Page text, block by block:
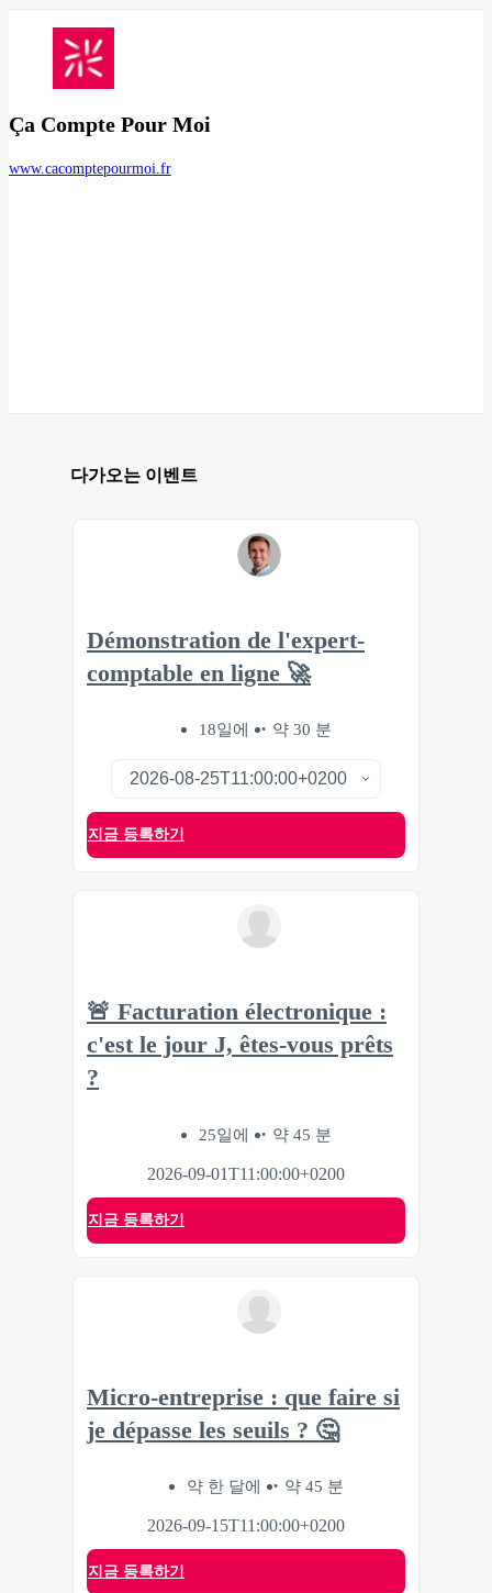
Ça Compte Pour Moi
www.cacomptepourmoi.fr
다가오는 이벤트
Démonstration de l'expert-
comptable en ligne 🚀
18일에 약 30 분
지금 등록하기
🚨 Facturation électronique :
c'est le jour J, êtes-vous prêts
?
25일에 약 45 분
2026-09-01T11:00:00+0200
지금 등록하기
Micro-entreprise : que faire si
je dépasse les seuils ? 🤔
약 한 달에 약 45 분
2026-09-15T11:00:00+0200
지금 등록하기